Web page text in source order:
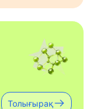
Толығырақ